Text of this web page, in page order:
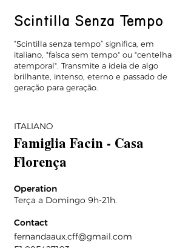
Scintilla Senza Tempo
“Scintilla senza tempo” significa, em
italiano, "faísca sem tempo" ou "centelha
atemporal". Transmite a ideia de algo
brilhante, intenso, eterno e passado de
geração para geração.
ITALIANO
Famiglia Facin - Casa
Florença
Operation
Terça a Domingo 9h-21h.
Contact
fernandaaux.cff@gmail.com